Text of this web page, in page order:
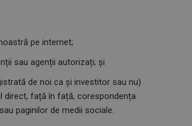
pe internet;
sau agenții autorizați; și
de noi ca și investitor sau nu)
direct, față în față, corespondența
paginilor de medii sociale.